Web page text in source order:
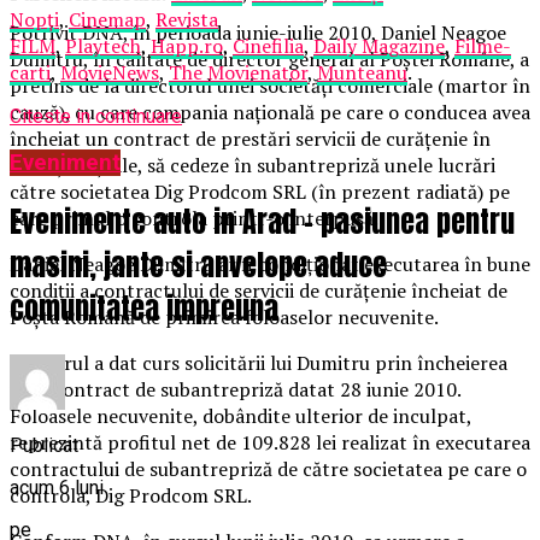
Potrivit DNA, în perioada iunie-iulie 2010, Daniel Neagoe
Dumitru, în calitate de director general al Poştei Române, a
pretins de la directorul unei societăţi comerciale (martor în
cauză), cu care compania naţională pe care o conducea avea
încheiat un contract de prestări servicii de curăţenie în
unităţi poştale, să cedeze în subantrepriză unele lucrări
către societatea Dig Prodcom SRL (în prezent radiată) pe
care primul o controla printr-o interpusă.
Daniel Neagoe Dumitru ar fi condiţionat executarea în bune
condiţii a contractului de servicii de curăţenie încheiat de
Poşta Română de primirea foloaselor necuvenite.
Martorul a dat curs solicitării lui Dumitru prin încheierea
unui contract de subantrepriză datat 28 iunie 2010.
Foloasele necuvenite, dobândite ulterior de inculpat,
reprezintă profitul net de 109.828 lei realizat în executarea
contractului de subantrepriză de către societatea pe care o
controla, Dig Prodcom SRL.
Nopți,Cinemap, Revista
FILM,Playtech,Happ.ro,Cinefilia,Daily Magazine,Filme-
carti,MovieNews,The Movienator,Munteanu.
Citeste in continuare
Eveniment
Evenimente auto in Arad – pasiunea pentru
masini, jante si anvelope aduce
comunitatea impreuna
Publicat
acum 6 luni
pe